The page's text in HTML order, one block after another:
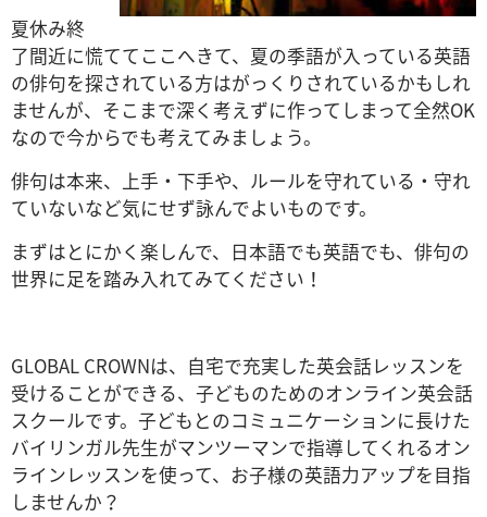
夏休み終
了間近に慌ててここへきて、夏の季語が入っている英語
の俳句を探されている方はがっくりされているかもしれ
ませんが、そこまで深く考えずに作ってしまって全然OK
なので今からでも考えてみましょう。
俳句は本来、上手・下手や、ルールを守れている・守れ
ていないなど気にせず詠んでよいものです。
まずはとにかく楽しんで、日本語でも英語でも、俳句の
世界に足を踏み入れてみてください！
GLOBAL CROWNは、自宅で充実した英会話レッスンを
受けることができる、子どものためのオンライン英会話
スクールです。子どもとのコミュニケーションに長けた
バイリンガル先生がマンツーマンで指導してくれるオン
ラインレッスンを使って、お子様の英語力アップを目指
しませんか？